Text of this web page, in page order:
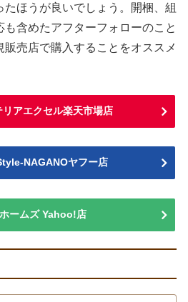
ほうが良いでしょう。開梱、組
含めたアフターフォローのこと
販売店で購入することをオススメ
リアエクセル楽天市場店
NAGANOヤフー店
ームズ Yahoo!店